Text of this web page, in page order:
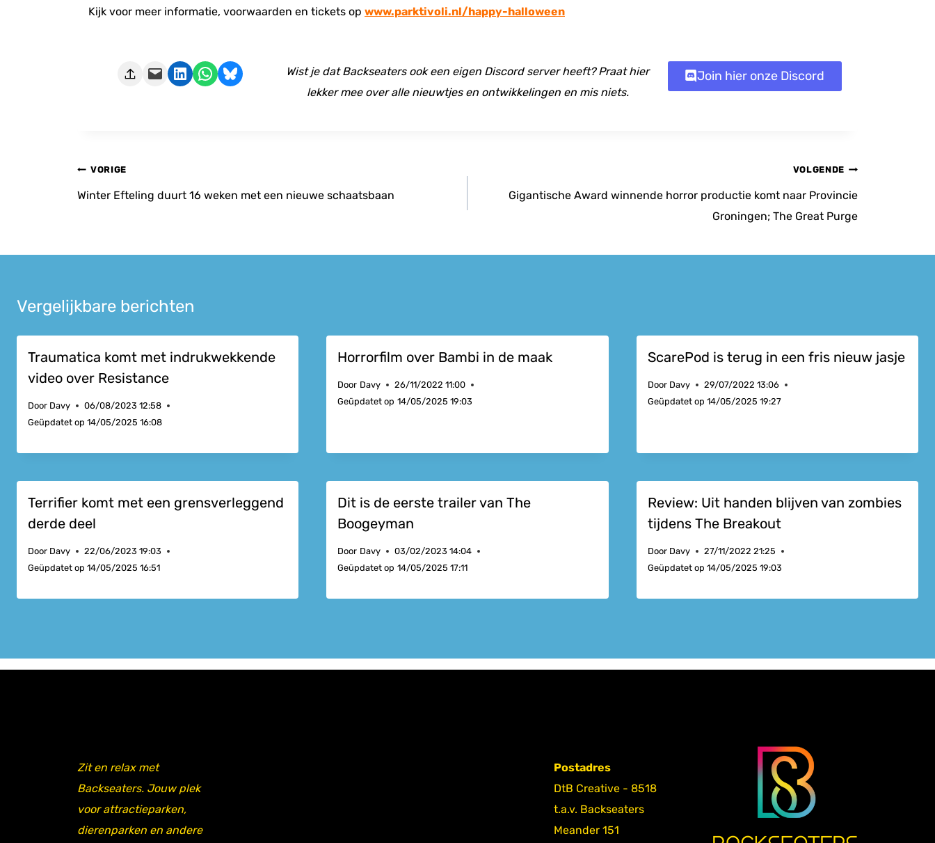
Kijk voor meer informatie, voorwaarden en tickets op www.parktivoli.nl/happy-halloween
Deze pagina e-mailen Delen op LinkedIn Delen via WhatsApp Share on Bluesky
Wist je dat Backseaters ook een eigen Discord server heeft? Praat hier
lekker mee over alle nieuwtjes en ontwikkelingen en mis niets.
Join hier onze Discord
Bericht
navigatie
VORIGE
Winter Efteling duurt 16 weken met een nieuwe schaatsbaan
VOLGENDE
Gigantische Award winnende horror productie komt naar Provincie
Groningen; The Great Purge
Vergelijkbare berichten
Traumatica komt met indrukwekkende
video over Resistance
Door Davy
06/08/2023 12:58
Geüpdatet op 14/05/2025 16:08
Horrorfilm over Bambi in de maak
Door Davy
26/11/2022 11:00
Geüpdatet op 14/05/2025 19:03
ScarePod is terug in een fris nieuw jasje
Door Davy
29/07/2022 13:06
Geüpdatet op 14/05/2025 19:27
Terrifier komt met een grensverleggend
derde deel
Door Davy
22/06/2023 19:03
Geüpdatet op 14/05/2025 16:51
Dit is de eerste trailer van The
Boogeyman
Door Davy
03/02/2023 14:04
Geüpdatet op 14/05/2025 17:11
Review: Uit handen blijven van zombies
tijdens The Breakout
Door Davy
27/11/2022 21:25
Geüpdatet op 14/05/2025 19:03
Zit en relax met
Backseaters. Jouw plek
voor attractieparken,
dierenparken en andere
Postadres
DtB Creative - 8518
t.a.v. Backseaters
Meander 151